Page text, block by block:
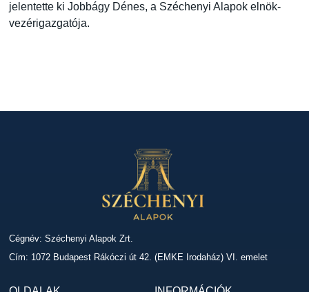
jelentette ki Jobbágy Dénes, a Széchenyi Alapok elnök-
vezérigazgatója.
Cégnév: Széchenyi Alapok Zrt.
Cím: 1072 Budapest Rákóczi út 42. (EMKE Irodaház) VI. emelet